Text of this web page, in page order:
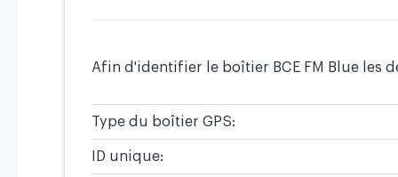
Afin d'identifier le boîtier BCE FM Blue les
Type du boîtier GPS:
ID unique: